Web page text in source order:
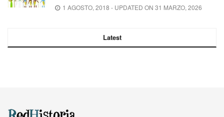
1 AGOSTO, 2018 - UPDATED ON 31 MARZO, 2026
Latest